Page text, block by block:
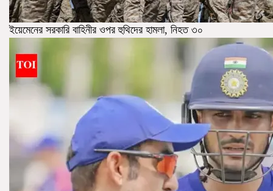
ইয়েমেনের সরকারি বাহিনীর ওপর হুথিদের হামলা, নিহত ৩০